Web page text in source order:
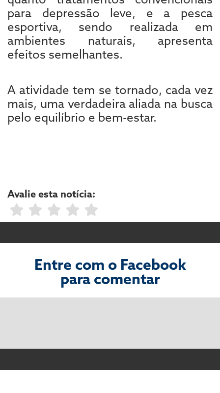
para depressão leve, e a pesca
esportiva, sendo realizada em
ambientes naturais, apresenta
efeitos semelhantes.
A atividade tem se tornado, cada vez
mais, uma verdadeira aliada na busca
pelo equilíbrio e bem-estar.
Avalie esta notícia:
Entre com o Facebook
para comentar